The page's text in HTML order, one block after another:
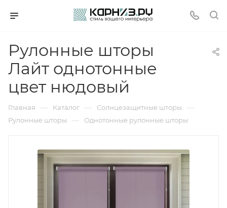
Рулонные шторы
Лайт однотонные
цвет нюдовый
Главная — Каталог — Солнцезащитные шторы —
Рулонные шторы — Однотонные рулонные шторы